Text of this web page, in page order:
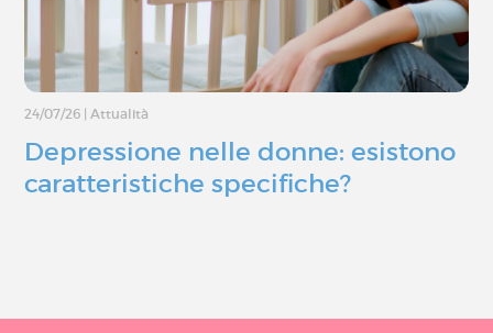
24/07/26 | Attualità
Depressione nelle donne: esistono
caratteristiche specifiche?